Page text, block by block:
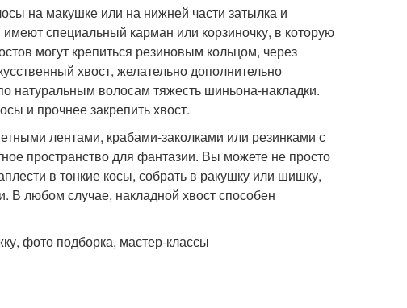
на макушке или на нижней части затылка и
специальный карман или корзиночку, в которую
могут крепиться резиновым кольцом, через
хвост, желательно дополнительно
натуральным волосам тяжесть шиньона-накладки.
и прочнее закрепить хвост.
лентами, крабами-заколками или резинками с
пространство для фантазии. Вы можете не просто
в тонкие косы, собрать в ракушку или шишку,
В любом случае, накладной хвост способен
фото подборка, мастер-классы